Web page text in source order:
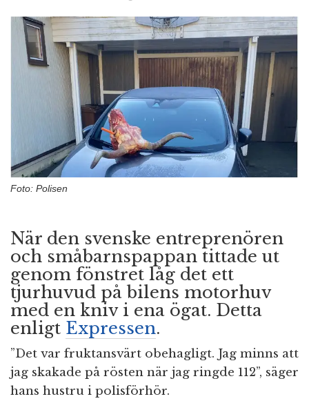
Foto: Polisen
När den svenske entreprenören
och småbarnspappan tittade ut
genom fönstret låg det ett
tjurhuvud på bilens motorhuv
med en kniv i ena ögat. Detta
enligt Expressen.
”Det var fruktansvärt obehagligt. Jag minns att
jag skakade på rösten när jag ringde 112”, säger
hans hustru i polisförhör.